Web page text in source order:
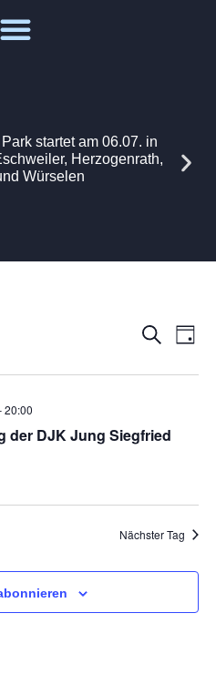
startet am 06.07. in
Herzogenrath,
Würselen
und
Suche
Tag
20:00
der DJK Jung Siegfried
Nächster Tag